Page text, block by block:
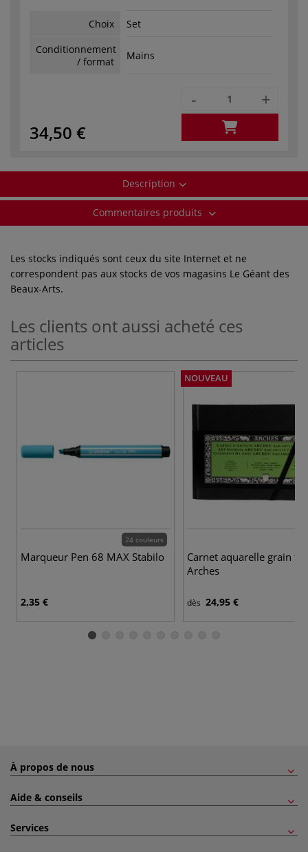
Choix
Set
Conditionnement
/ format
Mains
34,50 €
- +
Description
Commentaires produits
Les stocks indiqués sont ceux du site Internet et ne
correspondent pas aux stocks de vos magasins Le Géant des
Beaux-Arts.
Les clients ont aussi acheté ces
articles
24 couleurs
Marqueur Pen 68 MAX Stabilo
2,35 €
NOUVEAU
Carnet aquarelle grain fin
Arches
dès 24,95 €
À propos de nous
Aide & conseils
Services